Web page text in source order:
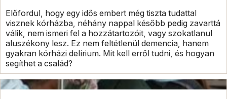
Előfordul, hogy egy idős embert még tiszta tudattal
visznek kórházba, néhány nappal később pedig zavarttá
válik, nem ismeri fel a hozzátartozóit, vagy szokatlanul
aluszékony lesz. Ez nem feltétlenül demencia, hanem
gyakran kórházi delírium. Mit kell erről tudni, és hogyan
segíthet a család?